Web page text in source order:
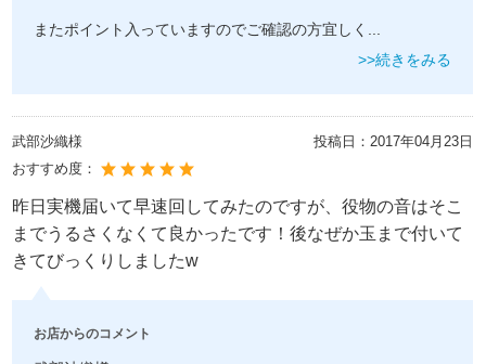
またポイント入っていますのでご確認の方宜しく ...
>>続きをみる
武部沙織様 投稿日：2017年04月23日
おすすめ度：
昨日実機届いて早速回してみたのですが、役物の音はそこ
までうるさくなくて良かったです！後なぜか玉まで付いて
きてびっくりしましたw
お店からのコメント